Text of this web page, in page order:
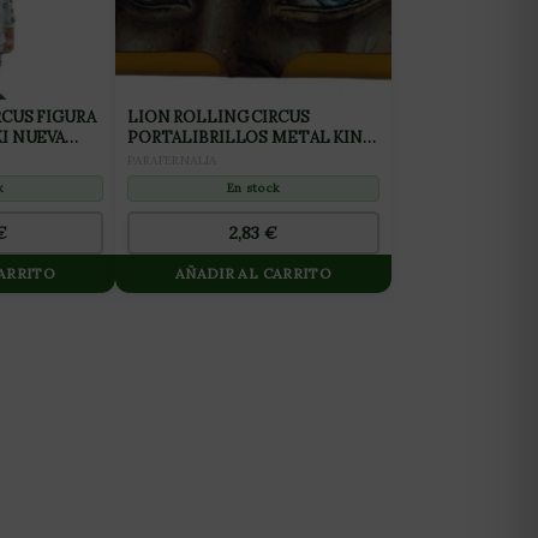
FIGURA
NUEVA
LION ROLLING CIRCUS
PORTALIBRILLOS METAL KING
TRAMPOLINE (1UD)
En stock
2,83 €
AÑADIR AL CARRITO